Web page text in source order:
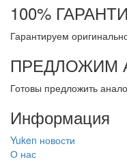
100%
Гарантируем
ПРЕДЛОЖИМ
Готовы предложить
Информация
Yuken новости
О нас